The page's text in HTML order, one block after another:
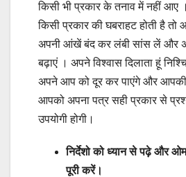
किसी भी प्रकार के तनाव में नहीं आए
किसी प्रकार की घबराहट होती है
अपनी आंखें बंद कर लंबी सांस लें और
बढ़ाएं । अपने विश्वास दिलाता हूं
अपने आप को दूर कर पाएंगे और आपकी
आपको अपना पत्र सही प्रकार से
उपयोगी होगी।
निर्देशो को ध्यान से पढ़े और
पूरी करें।